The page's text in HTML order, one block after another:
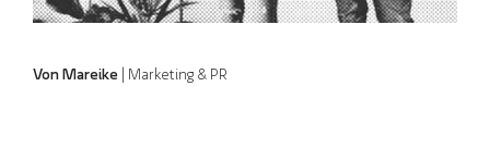
Von Mareike | Marketing & PR